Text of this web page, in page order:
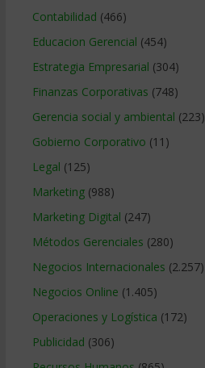
Contabilidad (466)
Educacion Gerencial (454)
Estrategia Empresarial (304)
Finanzas Corporativas (748)
Gerencia social y ambiental (223)
Gobierno Corporativo (11)
Legal (125)
Marketing(988)
Marketing Digital (247)
Métodos Gerenciales (280)
Negocios Internacionales (2.257)
Negocios Online (1.405)
Operaciones y Logística (172)
Publicidad (306)